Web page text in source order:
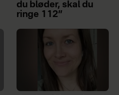
du bløder, skal du
ringe 112”